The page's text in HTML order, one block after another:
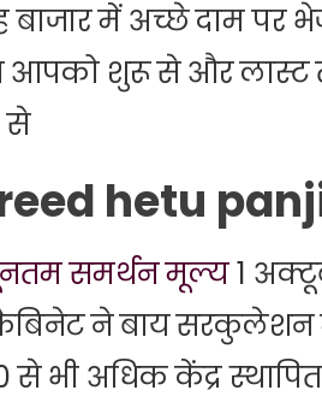
में अच्छे दाम पर
शुरू से और लास्ट
से
hetu
समर्थन मूल्य1
ने बाय सरकुलेशन
भी अधिक केंद्र